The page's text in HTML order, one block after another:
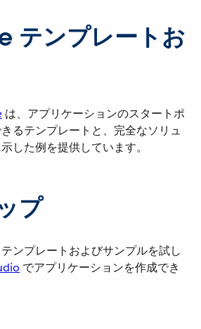
テンプレートお
​ は、アプリケーションのスタートポ
るテンプレートと、完全なソリュ
した例を提供しています。
プ
ンプレートおよびサンプルを試し
​ でアプリケーションを作成でき